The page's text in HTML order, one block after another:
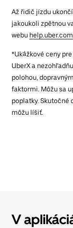
Až řidič jízdu
jakoukoli zpětnou
webu help.uber.com
*Ukážkové ceny
UberX a
polohou,
faktormi. Môžu sa
poplatky. Skutočné
môžu líšiť.
V